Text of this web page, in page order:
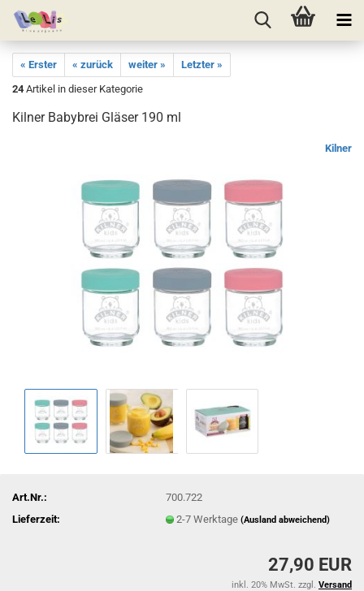
« Erster « zurück weiter »
Letzter »
24 Artikel in dieser Kategorie
Kilner Babybrei Gläser 190 ml
Kilner
Art.Nr.:
700.722
Lieferzeit:
2-7 Werktage(Ausland abweichend)
27,90 EUR
inkl. 20% MwSt. zzgl. Versand